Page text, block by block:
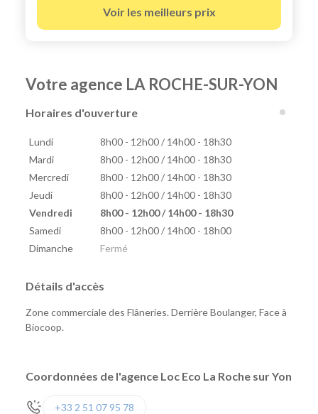
Voir les meilleurs prix
Votre agence LA ROCHE-SUR-YON
Horaires d'ouverture
Lundi
8h00 - 12h00 / 14h00 - 18h30
Mardi
8h00 - 12h00 / 14h00 - 18h30
Mercredi
8h00 - 12h00 / 14h00 - 18h30
Jeudi
8h00 - 12h00 / 14h00 - 18h30
Vendredi
8h00 - 12h00 / 14h00 - 18h30
Samedi
8h00 - 12h00 / 14h00 - 18h00
Dimanche
Fermé
Détails d'accès
Zone commerciale des Flâneries. Derrière Boulanger, Face à
Biocoop.
Coordonnées de l'agence Loc Eco La Roche sur Yon
+33 2 51 07 95 78